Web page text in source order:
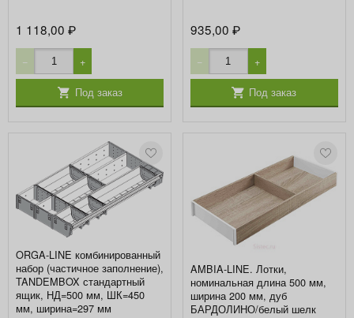
1 118,00₽
− +
Под заказ
935,00 ₽
− +
Под заказ
ORGA-LINE комбинированный
набор (частичное заполнение),
TANDEMBOX стандартный
ящик, НД=500 мм, ШК=450
мм, ширина=297 мм
AMBIA-LINE. Лотки,
номинальная длина 500 мм,
ширина 200 мм, дуб
БАРДОЛИНО/белый шелк